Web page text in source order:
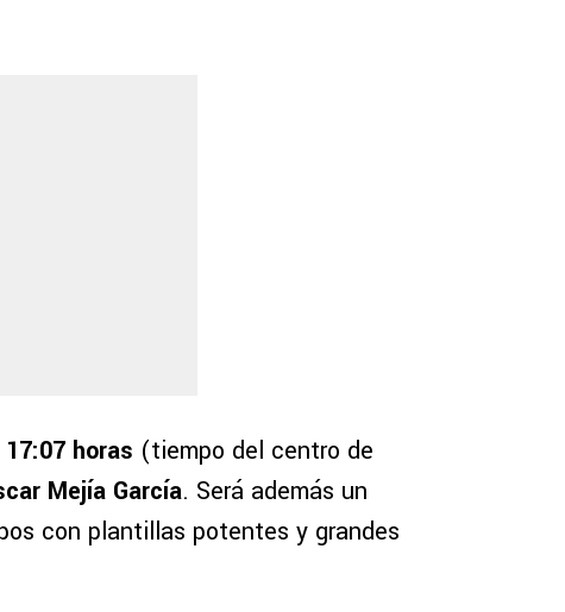
horas (tiempo del centro de
Mejía García. Será además un
con plantillas potentes y grandes